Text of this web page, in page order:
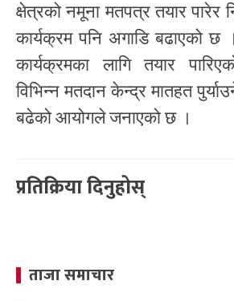
क्षेत्रको नमूना मतपत्र तयार पारेर
कार्यक्रम पनि अगाडि बढाएको छ
कार्यक्रमका लागि तयार
विभिन्न मतदान केन्द्र मातहत
बढेको आयोगले जनाएको छ ।
प्रतिक्रिया दिनुहोस्
ताजा समाचार